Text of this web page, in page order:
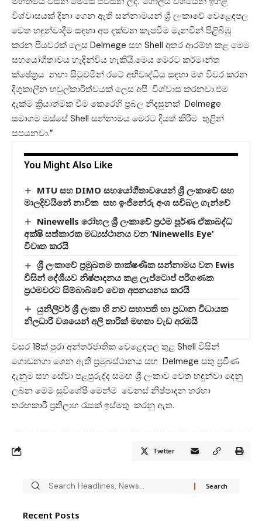
විශ්වාසයක් දිනා ගෙන ඇති සන්නාමයන් ශ්‍රී ලංකාවේ වෙළෙඳපල
වෙත හඳුන්වාදීම සඳහා අප දක්වන කැපවීම මැනවින් පිළිබිඹු
කරන පියවරක් ලෙස Delmege සහ Shell අතර ආරම්භ කළ මෙම
සහයෝගීතාවය හැඳින්විය හැකියි.මෙය මෙරට කර්මාන්ත
ක්ෂේත්‍රය නඟා සිටුවමින් රටේ අභිවෘද්ධිය සඳහා මග විවර කරන
දිගුකාලීන හවුල්කාරිත්වයක් ලෙස අපි විශ්වාස කරනවා.එම
දැක්ම ක්‍රියාත්මක වීම කෙරෙහි ප්‍රබල නිදසුනක් Delmege
සමාගම ඔස්සේ Shell සන්නාමය මෙරට දියත් කිරීම තුළින්
සපයනවා.”
You Might Also Like
MTU සහ DIMO සහයෝගීතාවයෙන් ශ්‍රී ලංකාවේ සහ
මාලදිවයිනේ නාවික සහ ඉංජිනේරු අංශ සවිබල ගැන්වේ
Ninewells රෝහල ශ්‍රී ලංකාවේ ප්‍රථම පූර්ණ ඒකාබද්ධ
අක්ෂි සත්කාරක මධ්‍යස්ථානය වන ‘Ninewells Eye’
විවෘත කරයි
ශ්‍රී ලංකාවේ ප්‍රමුඛතම තාක්ෂණික සන්නාමය වන Ewis
විසින් දේශීයව නිෂ්පාදනය කළ ලැප්ටොප් පරිගණක
ප්‍රථමවරට සිම්බාබ්වේ වෙත අපනයනය කරයි
යුනිලිවර් ශ්‍රී ලංකා හි නව සභාපති හා ප්‍රධාන විධායක
නිලධාරී වශයෙන් අලි තාරික් මහතා වැඩ අරඹයි
වසර 18ක් පුරා අන්තර්ජාතික වෙළෙඳපල තුළ Shell විසින්
ගොඩනගා ගෙන ඇති ප්‍රමුඛස්ථානය සහ Delmege සතු ප්‍රවීණ
දැනුම සහ සේවා පළපුරුද්ද සමඟ ශ්‍රී ලංකාව වෙත හඳුන්වා දෙනු
ලබන මෙම සුවිශේෂී මෙන්ම වෙනස් නිෂ්පාදන හරහා
තරඟකාරී ප්‍රතිලාභ රැසක් ඉස්මතු කරනු ඇත.
Twitter
Recent Posts